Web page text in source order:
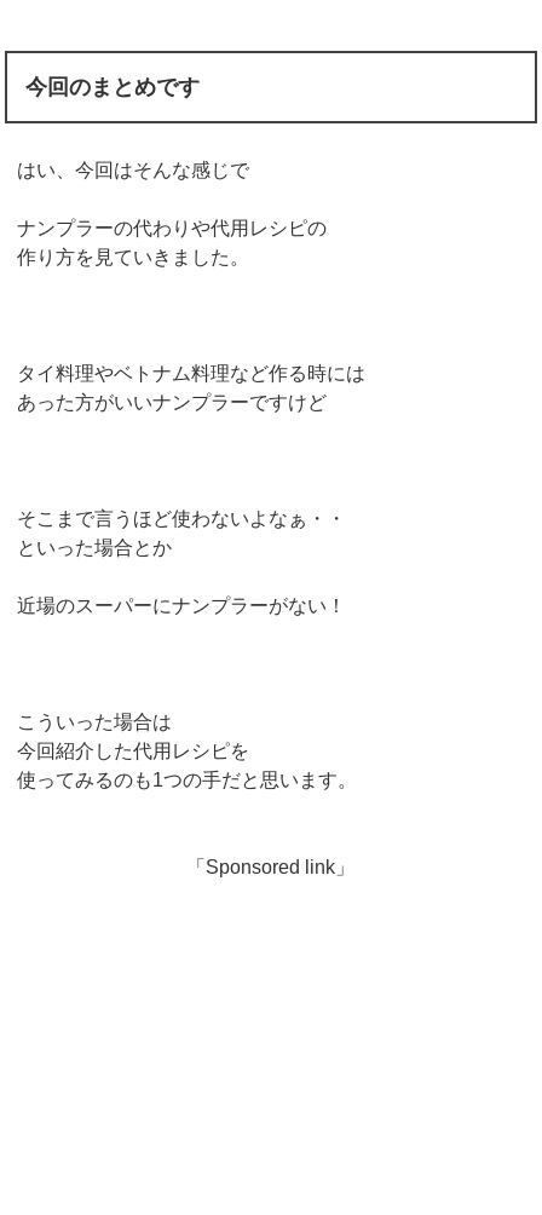
今回のまとめです
はい、今回はそんな感じで
ナンプラーの代わりや代用レシピの
作り方を見ていきました。
タイ料理やベトナム料理など作る時には
あった方がいいナンプラーですけど
そこまで言うほど使わないよなぁ・・
といった場合とか
近場のスーパーにナンプラーがない！
こういった場合は
今回紹介した代用レシピを
使ってみるのも1つの手だと思います。
「Sponsored link」